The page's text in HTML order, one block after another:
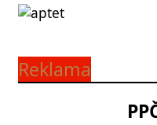
Reklama